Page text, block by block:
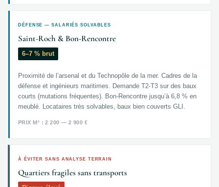
DÉFENSE — SALARIÉS SOLVABLES
Saint-Roch & Bon-Rencontre
6–7 % brut
Proximité de l’arsenal et du Technopôle de la mer. Cadres de la
défense et ingénieurs maritimes. Demande T2-T3 sur des baux
courts (mutations fréquentes). Bon-Rencontre jusqu’à 6,8 % en
meublé. Locataires très solvables, baux bien couverts GLI.
PRIX M² : 2 200 — 2 900 €
À ÉVITER SANS ANALYSE TERRAIN
Quartiers fragiles sans transports